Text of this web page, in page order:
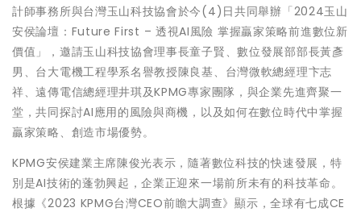
計師事務所與台灣玉山科技協會於今(4)日共同舉辦「2024玉山
安侯論壇：Future First – 透視AI風險 掌握贏家策略前進數位新
價值」，邀請玉山科技協會理事長童子賢、數位發展部部長黃彥
男、台大電機工程學系名譽教授陳良基、台灣微軟總經理卞志
祥、遠傳電信總經理井琪及KPMG專家團隊，與企業先進齊聚一
堂，共同探討AI應用的風險與商機，以及如何在數位時代中掌握
贏家策略、創造市場優勢。
KPMG安侯建業主席陳俊光表示，隨著數位科技的快速發展，特
別是AI技術的蓬勃興起，企業正迎來一場前所未有的科技革命。
根據《2023 KPMG台灣CEO前瞻大調查》顯示，全球有七成CE